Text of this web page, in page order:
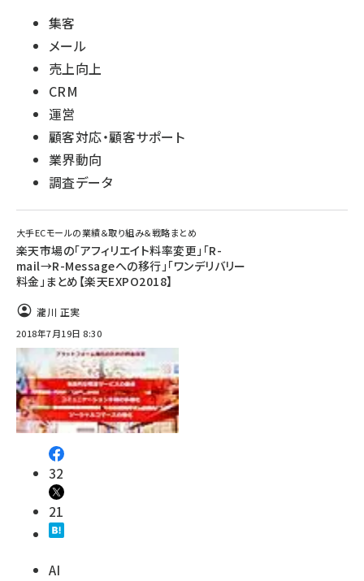
集客
メール
売上向上
CRM
運営
顧客対応・顧客サポート
業界動向
調査データ
大手ECモールの業績＆取り組み＆戦略まとめ
楽天市場の「アフィリエイト料率変更」「R-
mail→R-Messageへの移行」「ワンデリバリー
料金」まとめ【楽天EXPO2018】
瀧川 正実
2018年7月19日 8:30
32
21
AI